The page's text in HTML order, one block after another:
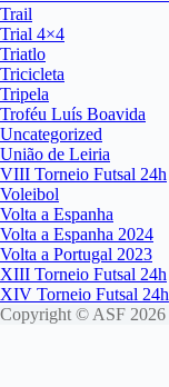
Trail
Trial 4×4
Triatlo
Tricicleta
Tripela
Troféu Luís Boavida
Uncategorized
União de Leiria
VIII Torneio Futsal 24h
Voleibol
Volta a Espanha
Volta a Espanha 2024
Volta a Portugal 2023
XIII Torneio Futsal 24h
XIV Torneio Futsal 24h
Copyright © ASF 2026